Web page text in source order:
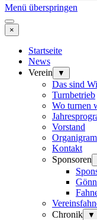
Menü überspringen
×
Startseite
News
Verein
▼
Das sind
Turnbetrieb
Wo turnen
Vorstand
Kontakt
Sponsoren
Chronik
▼